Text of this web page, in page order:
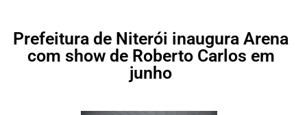
Prefeitura de Niterói inaugura Arena
com show de Roberto Carlos em
junho